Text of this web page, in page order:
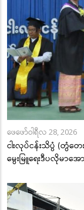
ဖေဖော်ဝါရီလ 28, 2026
ငါးလုပ်ငန်းသိပ္ပံ (တွံတ
မွေးမြူရေးဒီပလိုမာအ